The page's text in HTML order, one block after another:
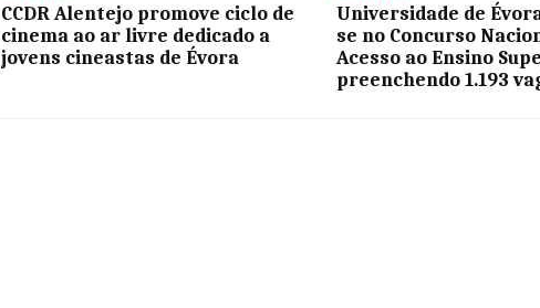
CCDR Alentejo promove ciclo de
cinema ao ar livre dedicado a
jovens cineastas de Évora
Universidade de
se no Concurso
Acesso ao Ensino
preenchendo 1.193